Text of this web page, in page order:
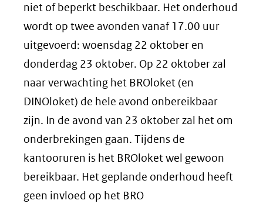
niet of beperkt beschikbaar. Het onderhoud
wordt op twee avonden vanaf 17.00 uur
uitgevoerd: woensdag 22 oktober en
donderdag 23 oktober. Op 22 oktober zal
naar verwachting het BROloket (en
DINOloket) de hele avond onbereikbaar
zijn. In de avond van 23 oktober zal het om
onderbrekingen gaan. Tijdens de
kantooruren is het BROloket wel gewoon
bereikbaar. Het geplande onderhoud heeft
geen invloed op het BRO